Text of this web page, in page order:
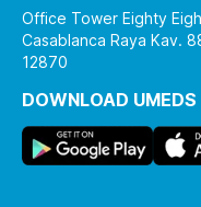
Office Tower Eighty
Casablanca Raya Kav.
12870
DOWNLOAD